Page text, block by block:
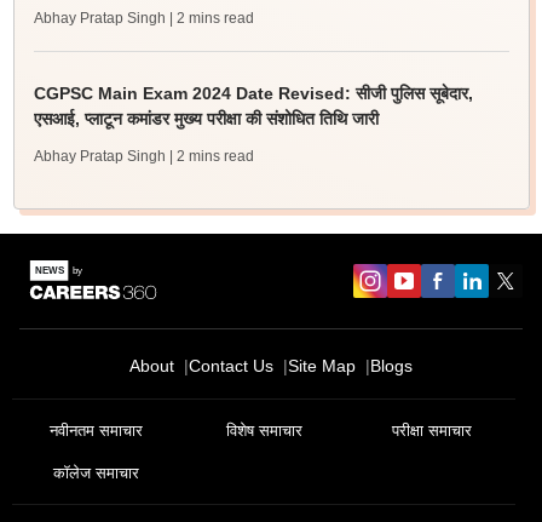
Abhay Pratap Singh | 2 mins read
CGPSC Main Exam 2024 Date Revised: सीजी पुलिस सूबेदार,
एसआई, प्लाटून कमांडर मुख्य परीक्षा की संशोधित तिथि जारी
Abhay Pratap Singh | 2 mins read
About Contact Us Site Map Blogs
नवीनतम समाचार विशेष समाचार परीक्षा समाचार
कॉलेज समाचार